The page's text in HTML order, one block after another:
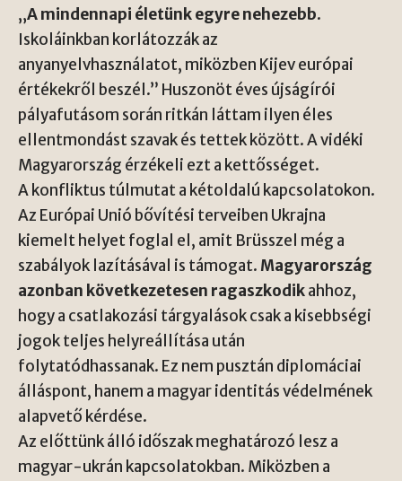
„A mindennapi életünk egyre nehezebb.
Iskoláinkban korlátozzák az
anyanyelvhasználatot, miközben Kijev európai
értékekről beszél.” Huszonöt éves újságírói
pályafutásom során ritkán láttam ilyen éles
ellentmondást szavak és tettek között. A vidéki
Magyarország érzékeli ezt a kettősséget.
A konfliktus túlmutat a kétoldalú kapcsolatokon.
Az Európai Unió bővítési terveiben Ukrajna
kiemelt helyet foglal el, amit Brüsszel még a
szabályok lazításával is támogat.Magyarország
azonban következetesen ragaszkodikahhoz,
hogy a csatlakozási tárgyalások csak a kisebbségi
jogok teljes helyreállítása után
folytatódhassanak. Ez nem pusztán diplomáciai
álláspont, hanem a magyar identitás védelmének
alapvető kérdése.
Az előttünk álló időszak meghatározó lesz a
magyar-ukrán kapcsolatokban. Miközben a